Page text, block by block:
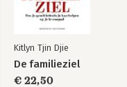
Bekijk alle boeken
Kitlyn Tjin Djie
De familieziel
€ 22,50